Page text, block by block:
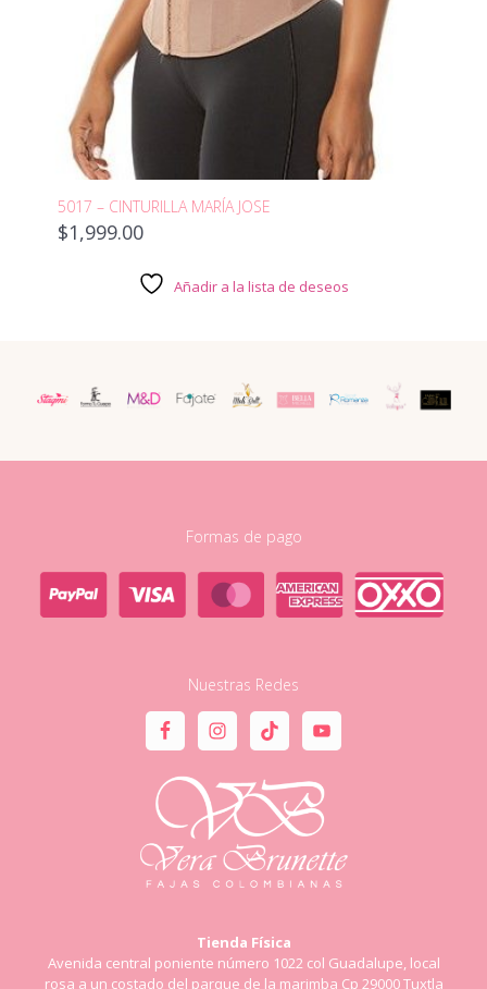
5017 – CINTURILLA MARÍA JOSE
$1,999.00
Añadir a la lista de deseos
Formas de pago
Nuestras Redes
Tienda Física
Avenida central poniente número 1022 col Guadalupe, local
rosa a un costado del parque de la marimba Cp 29000 Tuxtla